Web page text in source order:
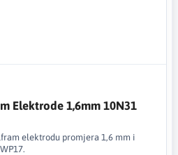
Elektrode 1,6mm 10N31
elektrodu promjera 1,6 mm i